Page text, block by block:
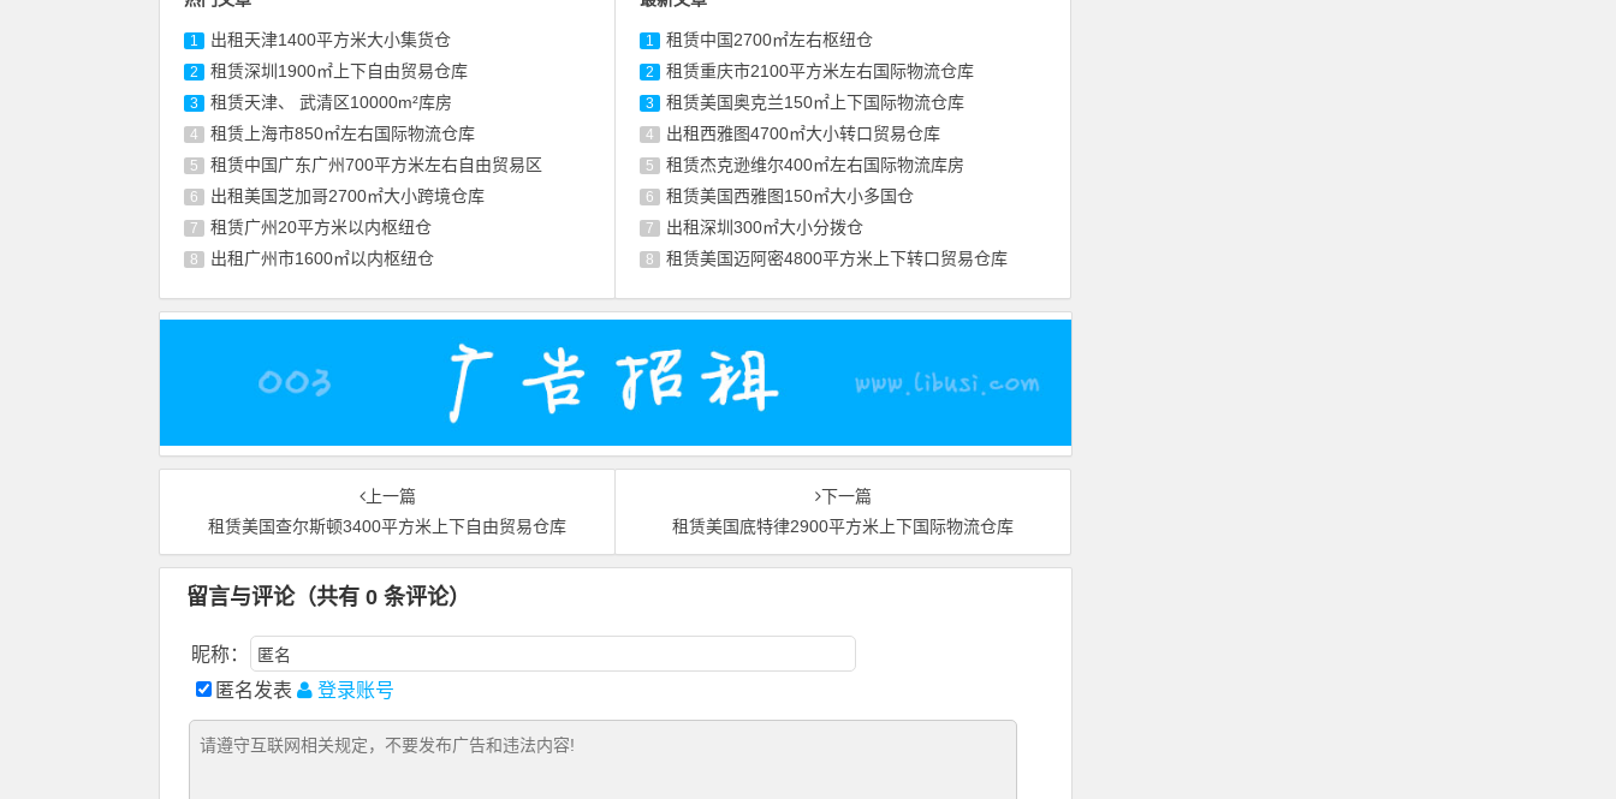
1 出租天津1400平方米大小集货仓
2 租赁深圳1900㎡上下自由贸易仓库
3 租赁天津、 武清区10000m²库房
4 租赁上海市850㎡左右国际物流仓库
5 租赁中国广东广州700平方米左右自由贸易区
6 出租美国芝加哥2700㎡大小跨境仓库
7 租赁广州20平方米以内枢纽仓
8 出租广州市1600㎡以内枢纽仓
1 租赁中国2700㎡左右枢纽仓
2 租赁重庆市2100平方米左右国际物流仓库
3 租赁美国奥克兰150㎡上下国际物流仓库
4 出租西雅图4700㎡大小转口贸易仓库
5 租赁杰克逊维尔400㎡左右国际物流库房
6 租赁美国西雅图150㎡大小多国仓
7 出租深圳300㎡大小分拨仓
8 租赁美国迈阿密4800平方米上下转口贸易仓库
上一篇
租赁美国查尔斯顿3400平方米上下自由贸易仓库
下一篇
租赁美国底特律2900平方米上下国际物流仓库
留言与评论（共有 0 条评论）
昵称：
匿名发表
登录账号